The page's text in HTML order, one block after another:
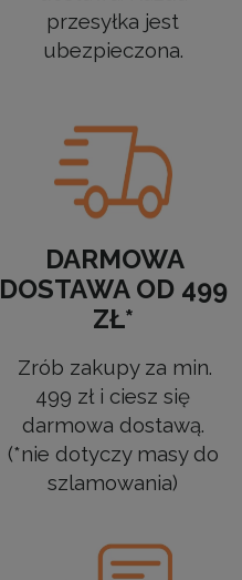
przesyłka jest
ubezpieczona.
DARMOWA
DOSTAWA OD 499
ZŁ*
Zrób zakupy za min.
499 zł i ciesz się
darmowa dostawą.
(*nie dotyczy masy do
szlamowania)